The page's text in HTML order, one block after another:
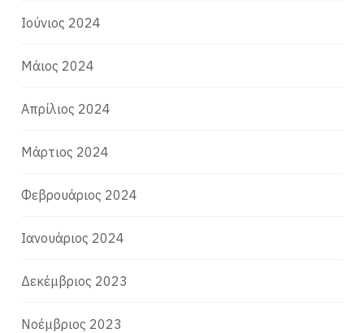
Ιούνιος 2024
Μάιος 2024
Απρίλιος 2024
Μάρτιος 2024
Φεβρουάριος 2024
Ιανουάριος 2024
Δεκέμβριος 2023
Νοέμβριος 2023